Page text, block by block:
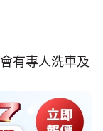
有專人洗車及